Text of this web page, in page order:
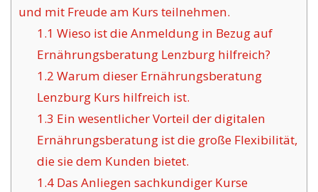
und mit Freude am Kurs teilnehmen.
1.1 Wieso ist die Anmeldung in Bezug auf
Ernährungsberatung Lenzburg hilfreich?
1.2 Warum dieser Ernährungsberatung
Lenzburg Kurs hilfreich ist.
1.3 Ein wesentlicher Vorteil der digitalen
Ernährungsberatung ist die große Flexibilität,
die sie dem Kunden bietet.
1.4Das Anliegen sachkundiger Kurse